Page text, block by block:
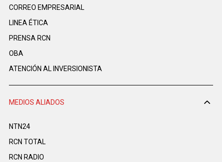
CORREO EMPRESARIAL
LINEA ÉTICA
PRENSA RCN
OBA
ATENCIÓN AL INVERSIONISTA
MEDIOS ALIADOS
NTN24
RCN TOTAL
RCN RADIO